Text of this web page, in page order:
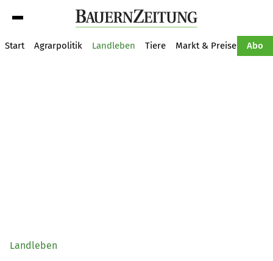
Start Agrarpolitik Landleben Tiere Markt & Preise Abo
Landleben